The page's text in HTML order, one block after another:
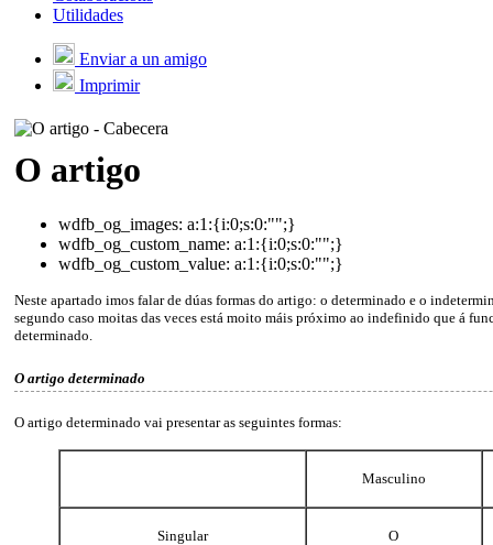
Utilidades
Enviar a un amigo
Imprimir
O artigo
wdfb_og_images: a:1:{i:0;s:0:"";}
wdfb_og_custom_name: a:1:{i:0;s:0:"";}
wdfb_og_custom_value: a:1:{i:0;s:0:"";}
Neste apartado imos falar de dúas formas do artigo: o determinado e o
segundo caso moitas das veces está moito máis próximo ao indefinido que á
determinado.
O artigo determinado
O artigo determinado vai presentar as seguintes formas:
Masculino
Singular O